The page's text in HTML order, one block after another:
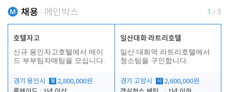
채용 메인박스 1 / 5
호텔자고
신규 용인자고호텔에서 메이
드 부부팀자매팀을 모십니다.
경기 용인시 월 2,800,000원
일산대화 라트리호텔
일산 대화역 라트리호텔에서
청소팀을 구인합니다.
경기 고양시 시
2,600,000원